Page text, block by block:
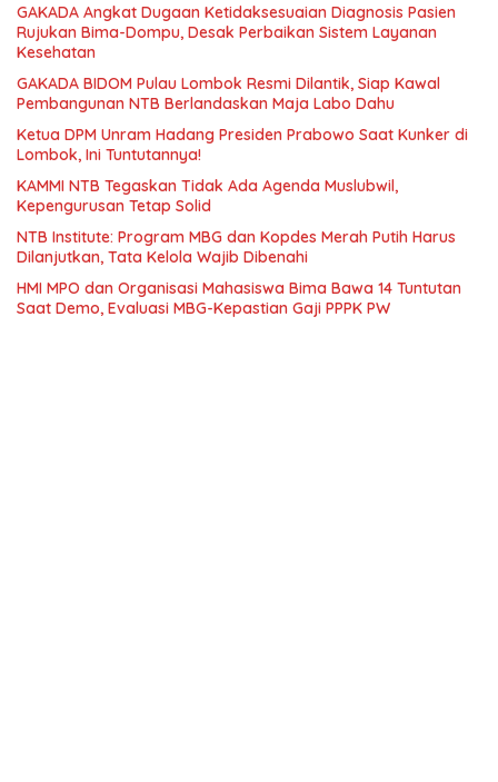
GAKADA Angkat Dugaan Ketidaksesuaian Diagnosis Pasien
Rujukan Bima-Dompu, Desak Perbaikan Sistem Layanan
Kesehatan
GAKADA BIDOM Pulau Lombok Resmi Dilantik, Siap Kawal
Pembangunan NTB Berlandaskan Maja Labo Dahu
Ketua DPM Unram Hadang Presiden Prabowo Saat Kunker di
Lombok, Ini Tuntutannya!
KAMMI NTB Tegaskan Tidak Ada Agenda Muslubwil,
Kepengurusan Tetap Solid
NTB Institute: Program MBG dan Kopdes Merah Putih Harus
Dilanjutkan, Tata Kelola Wajib Dibenahi
HMI MPO dan Organisasi Mahasiswa Bima Bawa 14 Tuntutan
Saat Demo, Evaluasi MBG-Kepastian Gaji PPPK PW